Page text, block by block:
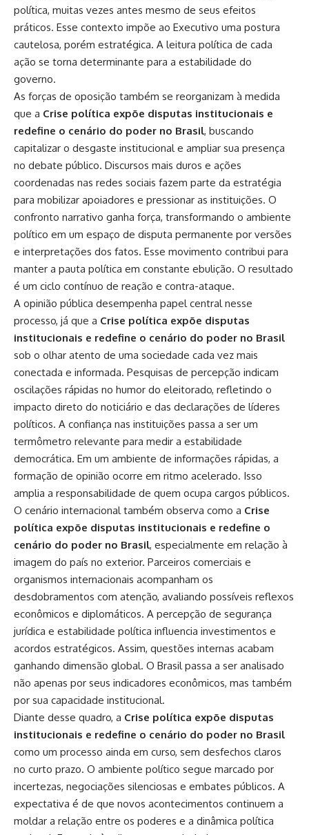
política, muitas vezes antes mesmo de seus efeitos
práticos. Esse contexto impõe ao Executivo uma postura
cautelosa, porém estratégica. A leitura política de cada
ação se torna determinante para a estabilidade do
governo.
As forças de oposição também se reorganizam à medida
que a Crise política expõe disputas institucionais e
redefine o cenário do poder no Brasil, buscando
capitalizar o desgaste institucional e ampliar sua presença
no debate público. Discursos mais duros e ações
coordenadas nas redes sociais fazem parte da estratégia
para mobilizar apoiadores e pressionar as instituições. O
confronto narrativo ganha força, transformando o ambiente
político em um espaço de disputa permanente por versões
e interpretações dos fatos. Esse movimento contribui para
manter a pauta política em constante ebulição. O resultado
é um ciclo contínuo de reação e contra-ataque.
A opinião pública desempenha papel central nesse
processo, já que a Crise política expõe disputas
institucionais e redefine o cenário do poder no Brasil
sob o olhar atento de uma sociedade cada vez mais
conectada e informada. Pesquisas de percepção indicam
oscilações rápidas no humor do eleitorado, refletindo o
impacto direto do noticiário e das declarações de líderes
políticos. A confiança nas instituições passa a ser um
termômetro relevante para medir a estabilidade
democrática. Em um ambiente de informações rápidas, a
formação de opinião ocorre em ritmo acelerado. Isso
amplia a responsabilidade de quem ocupa cargos públicos.
O cenário internacional também observa como a Crise
política expõe disputas institucionais e redefine o
cenário do poder no Brasil, especialmente em relação à
imagem do país no exterior. Parceiros comerciais e
organismos internacionais acompanham os
desdobramentos com atenção, avaliando possíveis reflexos
econômicos e diplomáticos. A percepção de segurança
jurídica e estabilidade política influencia investimentos e
acordos estratégicos. Assim, questões internas acabam
ganhando dimensão global. O Brasil passa a ser analisado
não apenas por seus indicadores econômicos, mas também
por sua capacidade institucional.
Diante desse quadro, a Crise política expõe disputas
institucionais e redefine o cenário do poder no Brasil
como um processo ainda em curso, sem desfechos claros
no curto prazo. O ambiente político segue marcado por
incertezas, negociações silenciosas e embates públicos. A
expectativa é de que novos acontecimentos continuem a
moldar a relação entre os poderes e a dinâmica política